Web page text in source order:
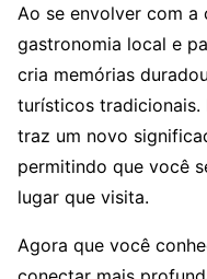
Ao se envolver com a
gastronomia local e
cria memórias
turísticos tradicionais.
traz um novo
permitindo que você
lugar que visita.
Agora que você